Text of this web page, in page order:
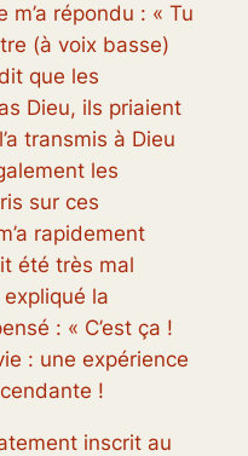
répondu : « Tu
(à voix basse)
que les
Dieu, ils priaient
transmis à Dieu
les
sur ces
rapidement
été très mal
expliqué la
: « C’est ça !
: une expérience
!
inscrit au